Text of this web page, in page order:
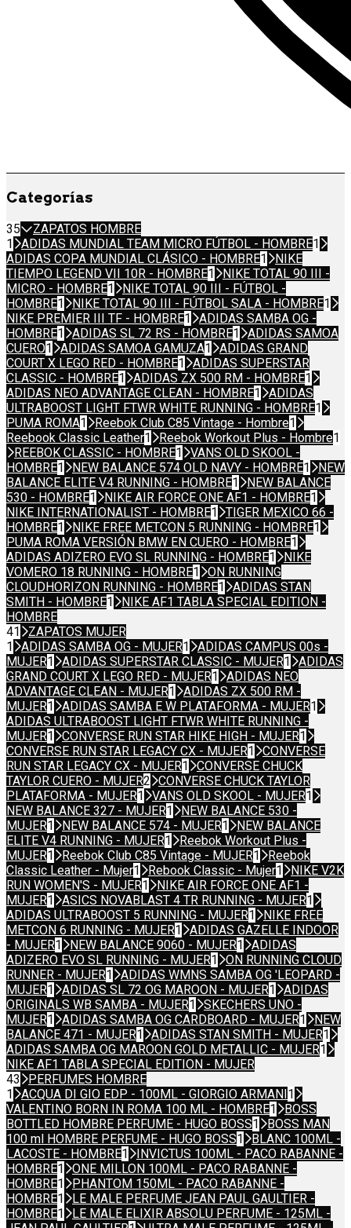
Categorías
35
ZAPATOS HOMBRE
1
ADIDAS MUNDIAL TEAM MICRO FÚTBOL - HOMBRE1
ADIDAS COPA MUNDIAL CLÁSICO - HOMBRE1
NIKE
TIEMPO LEGEND VII 10R - HOMBRE1
NIKE TOTAL 90 III -
MICRO - HOMBRE1
NIKE TOTAL 90 III - FÚTBOL -
HOMBRE1 NIKE TOTAL 90 III - FÚTBOL SALA - HOMBRE1
NIKE PREMIER III TF - HOMBRE1
ADIDAS SAMBA OG -
HOMBRE1 ADIDAS SL 72 RS - HOMBRE1
ADIDAS SAMOA
CUERO1 ADIDAS SAMOA GAMUZA1
ADIDAS GRAND
COURT X LEGO RED - HOMBRE1
ADIDAS SUPERSTAR
CLASSIC - HOMBRE1 ADIDAS ZX 500 RM - HOMBRE1
ADIDAS NEO ADVANTAGE CLEAN - HOMBRE1
ADIDAS
ULTRABOOST LIGHT FTWR WHITE RUNNING - HOMBRE1
PUMA ROMA1 Reebok Club C85 Vintage - Hombre1
Reebook Classic Leather1 Reebok Workout Plus - Hombre1
REEBOK CLASSIC - HOMBRE1
VANS OLD SKOOL -
HOMBRE1 NEW BALANCE 574 OLD NAVY - HOMBRE1
NEW
BALANCE ELITE V4 RUNNING - HOMBRE1
NEW BALANCE
530 - HOMBRE1 NIKE AIR FORCE ONE AF1 - HOMBRE1
NIKE INTERNATIONALIST - HOMBRE1
TIGER MEXICO 66 -
HOMBRE1 NIKE FREE METCON 5 RUNNING - HOMBRE1
PUMA ROMA VERSIÓN BMW EN CUERO - HOMBRE1
ADIDAS ADIZERO EVO SL RUNNING - HOMBRE1
NIKE
VOMERO 18 RUNNING - HOMBRE1
ON RUNNING
CLOUDHORIZON RUNNING - HOMBRE1
ADIDAS STAN
SMITH - HOMBRE1
NIKE AF1 TABLA SPECIAL EDITION -
HOMBRE
41
ZAPATOS MUJER
1
ADIDAS SAMBA OG - MUJER1
ADIDAS CAMPUS 00s -
MUJER1 ADIDAS SUPERSTAR CLASSIC - MUJER1
ADIDAS
GRAND COURT X LEGO RED - MUJER1
ADIDAS NEO
ADVANTAGE CLEAN - MUJER1
ADIDAS ZX 500 RM -
MUJER1 ADIDAS SAMBA E W PLATAFORMA - MUJER1
ADIDAS ULTRABOOST LIGHT FTWR WHITE RUNNING -
MUJER1 CONVERSE RUN STAR HIKE HIGH - MUJER1
CONVERSE RUN STAR LEGACY CX - MUJER1
CONVERSE
RUN STAR LEGACY CX - MUJER1
CONVERSE CHUCK
TAYLOR CUERO - MUJER2 CONVERSE CHUCK TAYLOR
PLATAFORMA - MUJER1 VANS OLD SKOOL - MUJER1
NEW BALANCE 327 - MUJER1
NEW BALANCE 530 -
MUJER1 NEW BALANCE 574 - MUJER1
NEW BALANCE
ELITE V4 RUNNING - MUJER1
Reebok Workout Plus -
MUJER1 Reebok Club C85 Vintage - MUJER1
Reebok
Classic Leather - Mujer1 Rebook Classic - Mujer1
NIKE V2K
RUN WOMEN'S - MUJER1
NIKE AIR FORCE ONE AF1 -
MUJER1 ASICS NOVABLAST 4 TR RUNNING - MUJER1
ADIDAS ULTRABOOST 5 RUNNING - MUJER1
NIKE FREE
METCON 6 RUNNING - MUJER1
ADIDAS GAZELLE INDOOR
- MUJER1 NEW BALANCE 9060 - MUJER1
ADIDAS
ADIZERO EVO SL RUNNING - MUJER1
ON RUNNING CLOUD
RUNNER - MUJER1
ADIDAS WMNS SAMBA OG 'LEOPARD -
MUJER1 ADIDAS SL 72 OG MAROON - MUJER1
ADIDAS
ORIGINALS WB SAMBA - MUJER1
SKECHERS UNO -
MUJER1 ADIDAS SAMBA OG CARDBOARD - MUJER1
NEW
BALANCE 471 - MUJER1 ADIDAS STAN SMITH - MUJER1
ADIDAS SAMBA OG MAROON GOLD METALLIC - MUJER1
NIKE AF1 TABLA SPECIAL EDITION - MUJER
43
PERFUMES HOMBRE
1
ACQUA DI GIO EDP - 100ML - GIORGIO ARMANI 1
VALENTINO BORN IN ROMA 100 ML - HOMBRE1
BOSS
BOTTLED HOMBRE PERFUME - HUGO BOSS1
BOSS MAN
100 ml HOMBRE PERFUME - HUGO BOSS1
BLANC 100ML -
LACOSTE - HOMBRE1
INVICTUS 100ML - PACO RABANNE -
HOMBRE1
ONE MILLON 100ML - PACO RABANNE -
HOMBRE1
PHANTOM 150ML - PACO RABANNE -
HOMBRE1
LE MALE PERFUME JEAN PAUL GAULTIER -
HOMBRE1
LE MALE ELIXIR ABSOLU PERFUME - 125ML -